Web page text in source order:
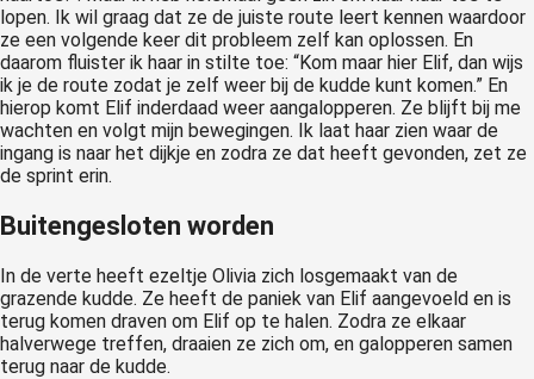
lopen. Ik wil graag dat ze de juiste route leert kennen waardoor
ze een volgende keer dit probleem zelf kan oplossen. En
daarom fluister ik haar in stilte toe: “Kom maar hier Elif, dan wijs
ik je de route zodat je zelf weer bij de kudde kunt komen.” En
hierop komt Elif inderdaad weer aangalopperen. Ze blijft bij me
wachten en volgt mijn bewegingen. Ik laat haar zien waar de
ingang is naar het dijkje en zodra ze dat heeft gevonden, zet ze
de sprint erin.
Buitengesloten worden
In de verte heeft ezeltje Olivia zich losgemaakt van de
grazende kudde. Ze heeft de paniek van Elif aangevoeld en is
terug komen draven om Elif op te halen. Zodra ze elkaar
halverwege treffen, draaien ze zich om, en galopperen samen
terug naar de kudde.